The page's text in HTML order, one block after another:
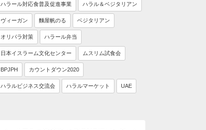
ハラール対応食普及促進事業 ハラル＆ベジタリアン
ヴィーガン 麵屋帆のる ベジタリアン
オリパラ対策 ハラール弁当
日本イスラーム文化センター ムスリム試食会
BPJPH カウントダウン2020
ハラルビジネス交流会 ハラルマーケット UAE